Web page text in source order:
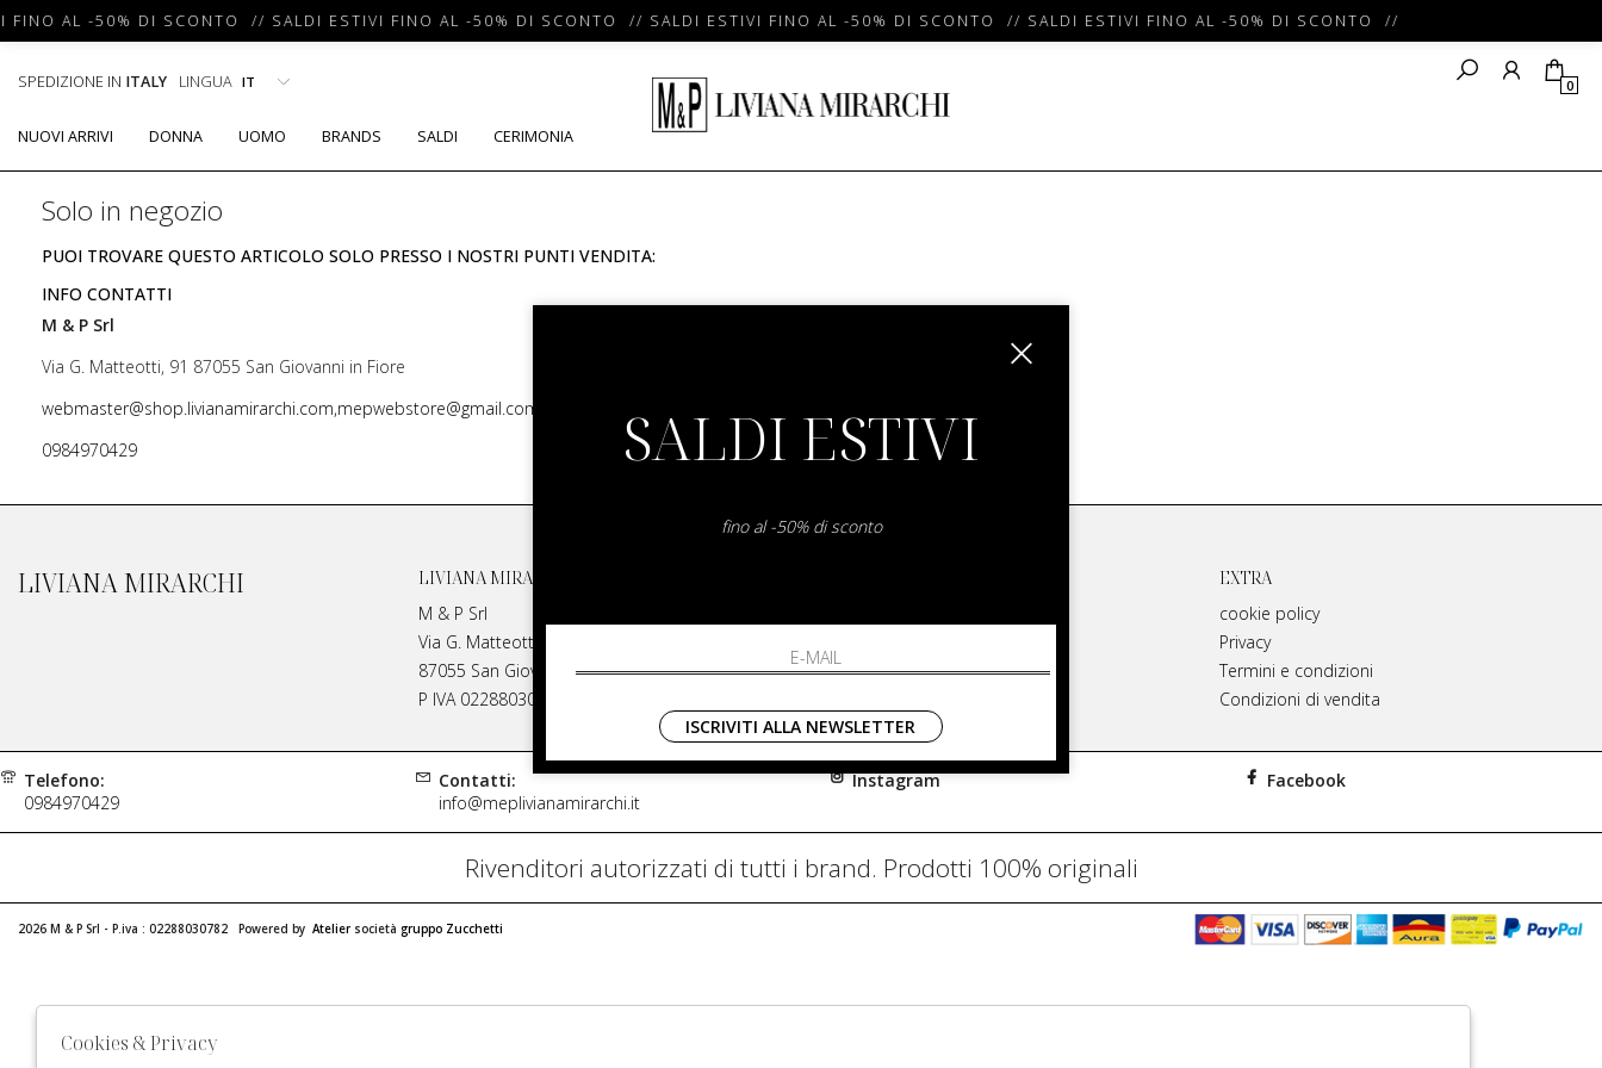
FINO AL -50% DI SCONTO // SALDI ESTIVI FINO AL -50% DI SCONTO // SALDI ESTIVI FINO AL -50% DI SCONTO // SALDI ESTIVI FINO AL -50% DI SCONTO //
SPEDIZIONE IN ITALY LINGUA 0
NUOVI ARRIVI DONNA UOMO BRANDS SALDI CERIMONIA
Solo in negozio
PUOI TROVARE QUESTO ARTICOLO SOLO PRESSO I NOSTRI PUNTI VENDITA:
INFO CONTATTI
M & P Srl
Via G. Matteotti, 91 87055 San Giovanni in Fiore
webmaster@shop.livianamirarchi.com,mepwebstore@gmail.com
0984970429
LIVIANA MIRARCHI
LIVIANA MIRARCHI
M & P Srl
Via G. Matteotti, 91
87055 San Giovanni in Fiore Italia
P IVA 02288030782
Contatti
Spedizione
EXTRA
cookie policy
Privacy
Termini e condizioni
Condizioni di vendita
Telefono:
0984970429
Contatti:
info@meplivianamirarchi.it
Instagram Facebook
Rivenditori autorizzati di tutti i brand. Prodotti 100% originali
2026 M & P Srl - P.iva : 02288030782 Powered by Atelier società gruppo Zucchetti
SALDI ESTIVI
fino al -50% di sconto
ISCRIVITI ALLA NEWSLETTER
Cookies & Privacy